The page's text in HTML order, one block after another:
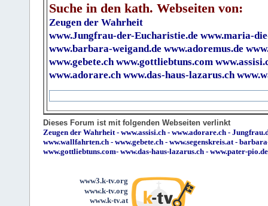
Suche in den kath. Webseiten von:
Zeugen der Wahrheit
www.Jungfrau-der-Eucharistie.de www.maria-
www.barbara-weigand.de www.adoremus.de
www.gebete.ch www.gottliebtuns.com
www.adorare.ch www.das-haus-lazarus.ch
Dieses Forum ist mit folgenden Webseiten verlinkt
Zeugen der Wahrheit- www.assisi.ch - www.adorare.ch -
www.wallfahrten.ch - www.gebete.ch - www.segenskreis.at-
www.gottliebtuns.com- www.das-haus-lazarus.ch - www.pater-pio.de
www3.k-tv.org
www.k-tv.org
www.k-tv.at